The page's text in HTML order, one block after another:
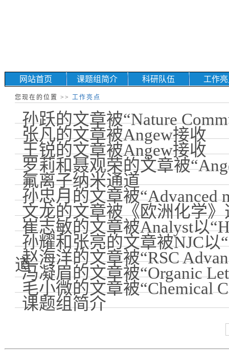
网站首页 课题组简介
科研队伍
硕士
本科生
已毕业学生
硕士
本科生
已毕业学生
工作
您现在的位置 >> 工作亮点
孙跃的文章被“Nature
张凡的文章被Angew接收
王锐的文章被Angew接收
罗莉和聂观荣的文章被
氟离子纳米通道
孙忠月的文章被“Advanced
文龙的文章被《欧洲化学
崔志敏的文章被Analyst以
孙耀和张亮的文章被NJC以
道
赵海洋的文章被“RSC
冯凝眉的文章被“Organic
毛小微的文章被“Chemical
课题组简介